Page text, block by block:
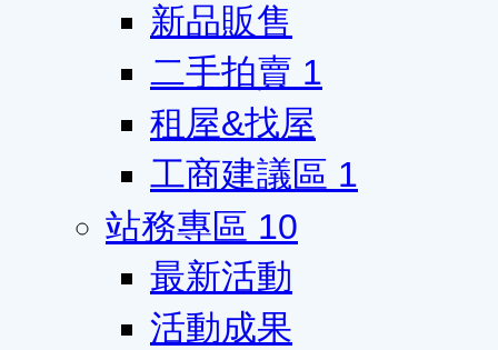
新品販售
二手拍賣 1
租屋&找屋
工商建議區 1
站務專區 10
最新活動
活動成果